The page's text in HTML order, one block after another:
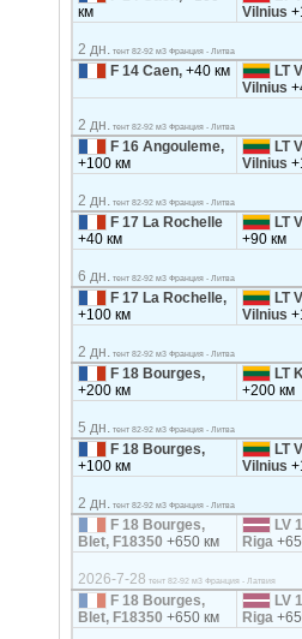
км
Vilnius
2 дн. тент 82-92 м3 Франция - Литва
F 14 Caen,+40 км
LT
Vilnius
2 дн. тент 82-92 м3 Франция - Литва
F 16 Angouleme,
+100 км
LT
Vilnius
2 дн. тент 82-92 м3 Франция - Литва
F 17 La Rochelle
+40 км
LT
+90 км
6 дн. тент 82-92 м3 Франция - Литва
F 17 La Rochelle,
+100 км
LT
Vilnius
2 дн. тент 82-92 м3 Франция - Литва
F 18 Bourges,
+200 км
LT
+200 км
5 дн. тент 82-92 м3 Франция - Литва
F 18 Bourges,
+100 км
LT
Vilnius
2 дн. тент 82-92 м3 Франция - Литва
F 18 Bourges,
Blet, F18350+650 км
LV
Riga
2026-7-28 тент 82-92 м3 Франция - Латвия
F 18 Bourges,
Blet, F18350+650 км
LV
Riga